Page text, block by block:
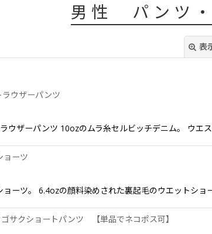
男性 パンツ・
表
絞り込む
ウザーパンツ
ザーパンツ 10ozのムラ糸セルビッチデニム。 ウエ
ョーツ
ョーツ。 6.4ozの顔料染めされた裏起毛のウエットシ
サクショートパンツ 【単品でネコポス可】